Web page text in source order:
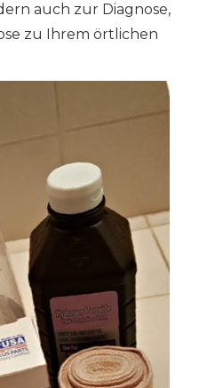
auch zur Diagnose,
zu Ihrem örtlichen